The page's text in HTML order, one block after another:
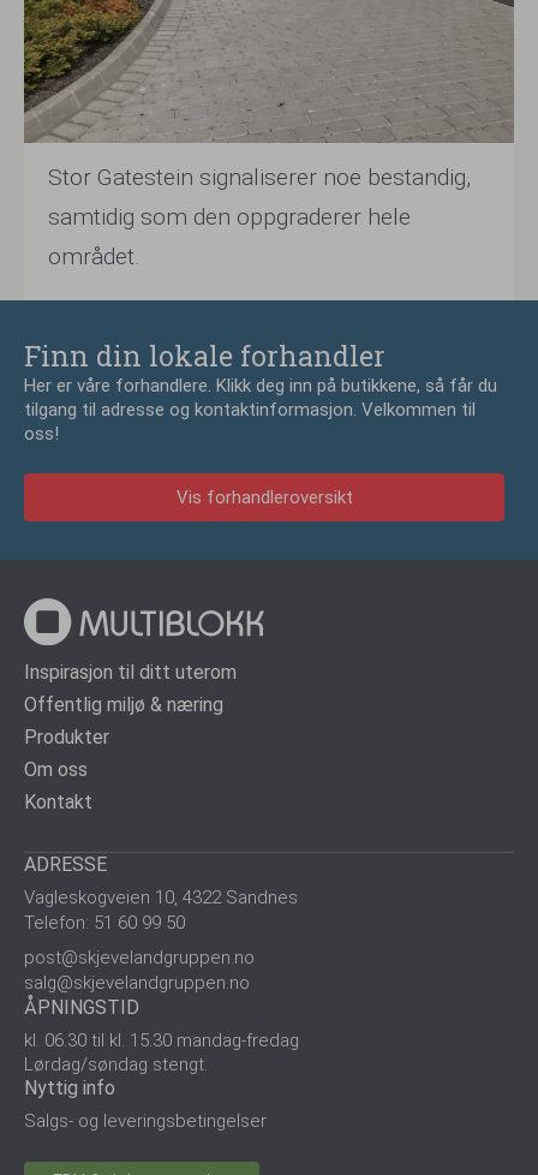
Stor Gatestein signaliserer noe bestandig,
samtidig som den oppgraderer hele
området.
Finn din lokale forhandler
Her er våre forhandlere. Klikk deg inn på butikkene, så får du
tilgang til adresse og kontaktinformasjon. Velkommen til
oss!
Vis forhandleroversikt
Inspirasjon til ditt uterom
Offentlig miljø & næring
Produkter
Om oss
Kontakt
ADRESSE
Vagleskogveien 10, 4322 Sandnes
Telefon: 51 60 99 50
post@skjevelandgruppen.no
salg@skjevelandgruppen.no
ÅPNINGSTID
kl. 06.30 til kl. 15.30 mandag-fredag
Lørdag/søndag stengt.
Nyttig info
Salgs- og leveringsbetingelser